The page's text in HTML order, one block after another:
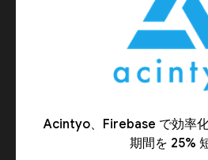
Acintyo、Firebase で効率
期間を 25%